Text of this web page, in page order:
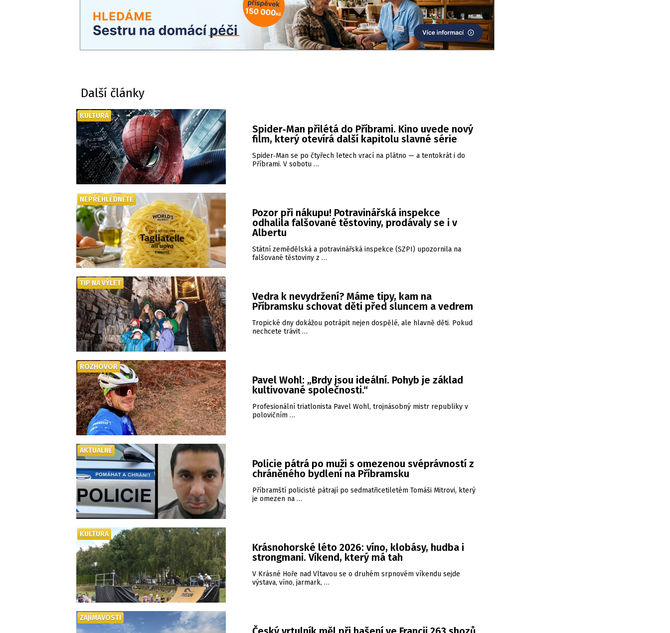
Další články
Spider‑Man přilétá do Příbrami. Kino uvede nový
film, který otevírá další kapitolu slavné série
Spider‑Man se po čtyřech letech vrací na plátno — a tentokrát i do
Příbrami. V sobotu …
KULTURA
Pozor při nákupu! Potravinářská inspekce
odhalila falšované těstoviny, prodávaly se i v
Albertu
Státní zemědělská a potravinářská inspekce (SZPI) upozornila na
falšované těstoviny z …
NEPŘEHLÉDNĚTE
Vedra k nevydržení? Máme tipy, kam na
Příbramsku schovat děti před sluncem a vedrem
Tropické dny dokážou potrápit nejen dospělé, ale hlavně děti. Pokud
nechcete trávit …
TIP NA VÝLET
Pavel Wohl: „Brdy jsou ideální. Pohyb je základ
kultivované společnosti.“
Profesionální triatlonista Pavel Wohl, trojnásobný mistr republiky v
polovičním …
ROZHOVOR
Policie pátrá po muži s omezenou svéprávností z
chráněného bydlení na Příbramsku
Příbramští policisté pátrají po sedmatřicetiletém Tomáši Mitrovi, který
je omezen na …
AKTUÁLNĚ
Krásnohorské léto 2026: víno, klobásy, hudba i
strongmani. Víkend, který má tah
V Krásné Hoře nad Vltavou se o druhém srpnovém víkendu sejde
výstava, víno, jarmark, …
KULTURA
ZAJÍMAVOSTI